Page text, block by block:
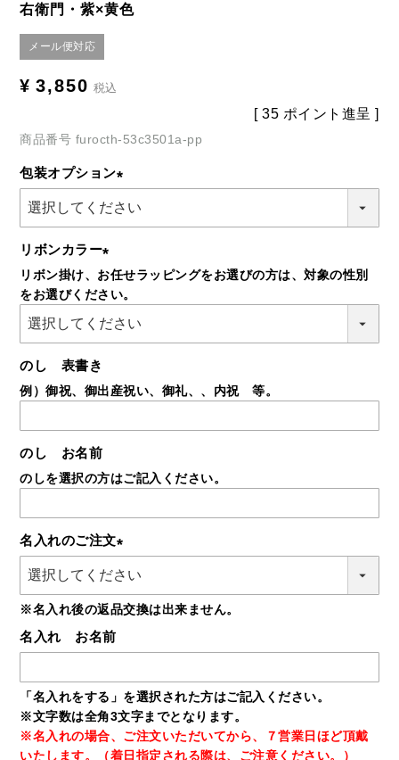
右衛門・紫×黄色
メール便対応
¥ 3,850 税込
[ 35 ポイント進呈 ]
商品番号 furocth-53c3501a-pp
包装オプション
(必
リボンカラー
(必
須)
リボン掛け、お任せラッピングをお選びの方は、対象の性別
をお選びください。
のし 表書き
例）御祝、御出産祝い、御礼、、内祝 等。
のし お名前
のしを選択の方はご記入ください。
名入れのご注文
(必
※名入れ後の返品交換は出来ません。
名入れ お名前
「名入れをする」を選択された方はご記入ください。
※文字数は全角3文字までとなります。
※名入れの場合、ご注文いただいてから、７営業日ほど頂戴
いたします。（着日指定される際は、ご注意ください。）